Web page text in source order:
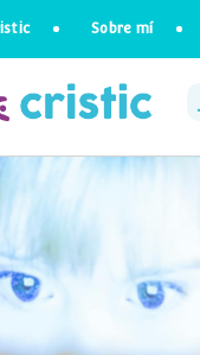
Sobre mí